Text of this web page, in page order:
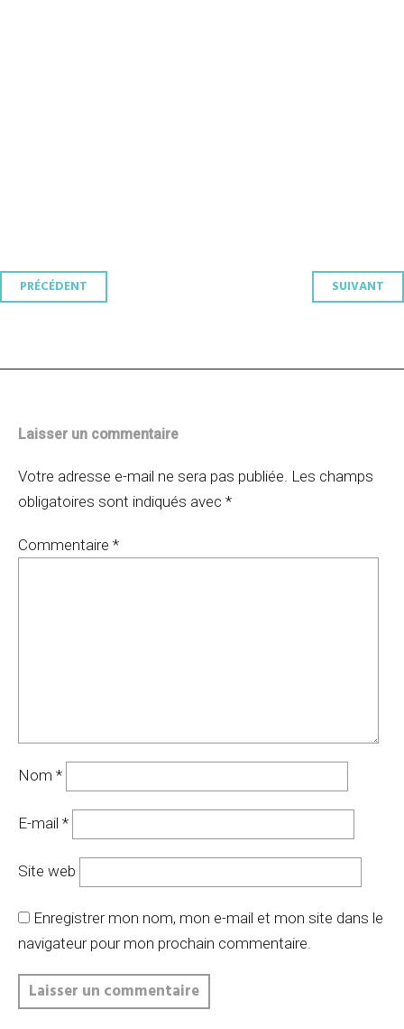
Navigation
PRÉCÉDENT SUIVANT
Laisser un commentaire
Votre adresse e-mail ne sera pas publiée. Les champs
obligatoires sont indiqués avec *
Commentaire *
Nom *
E-mail *
Site web
Enregistrer mon nom, mon e-mail et mon site dans le
navigateur pour mon prochain commentaire.